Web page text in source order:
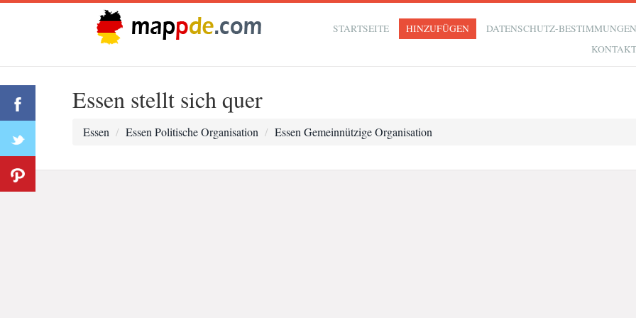
STARTSEITE HINZUFÜGEN
DATENSCHUTZ-
Essen stellt sich quer
Essen Essen Politische Organisation Essen Gemeinnützige Organisation